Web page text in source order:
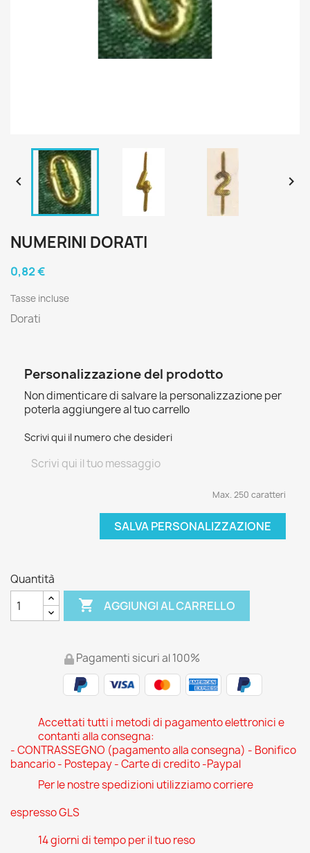
 
NUMERINI DORATI
0,82 €
Tasse incluse
Dorati
Personalizzazione del prodotto
Non dimenticare di salvare la personalizzazione per
poterla aggiungere al tuo carrello
Scrivi qui il numero che desideri
Max. 250 caratteri
SALVA PERSONALIZZAZIONE
Quantità
 AGGIUNGI AL CARRELLO
Pagamenti sicuri al 100%
Accettati tutti i metodi di pagamento elettronici e
contanti alla consegna:
- CONTRASSEGNO (pagamento alla consegna) - Bonifico
bancario - Postepay - Carte di credito -Paypal
Per le nostre spedizioni utilizziamo corriere
espresso GLS
14 giorni di tempo per il tuo reso